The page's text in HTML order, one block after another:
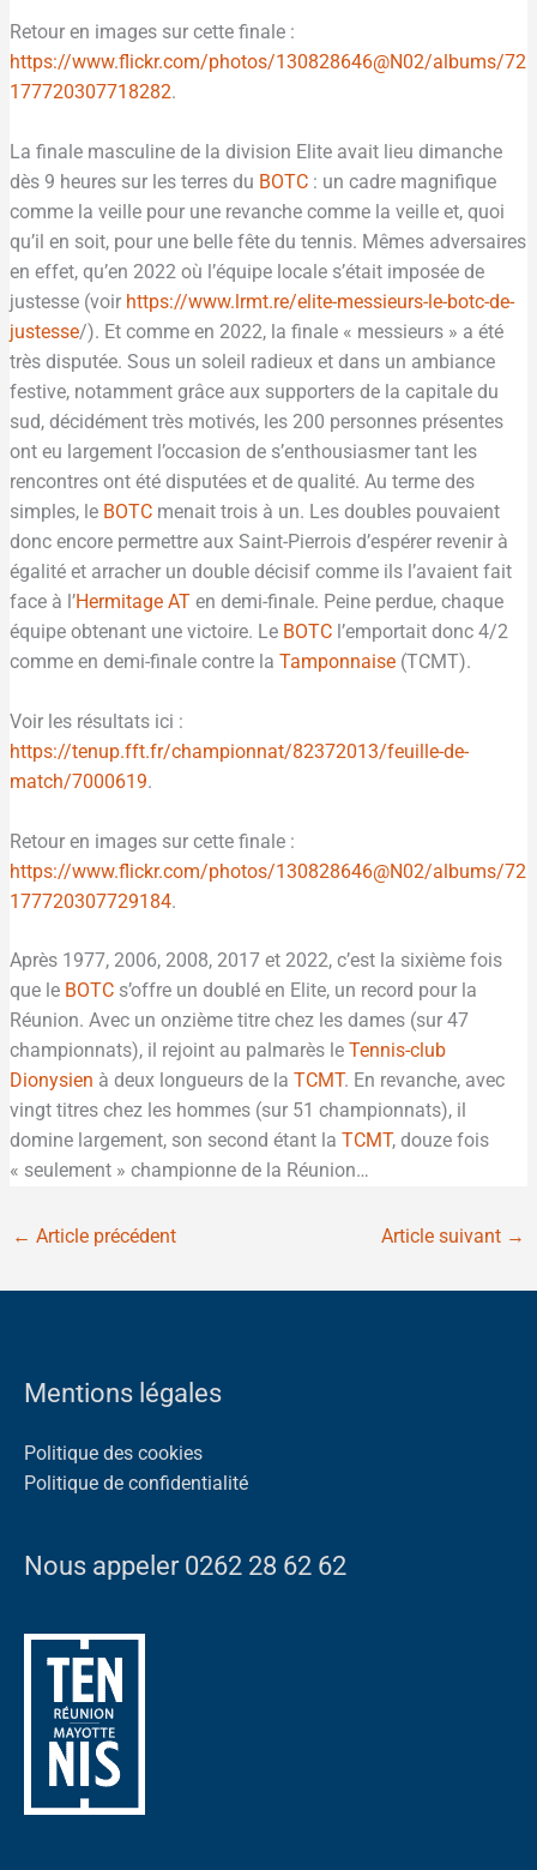
Retour en images sur cette finale :
https://www.flickr.com/photos/130828646@N02/albums/72
177720307718282.
La finale masculine de la division Elite avait lieu dimanche
dès 9 heures sur les terres du BOTC : un cadre magnifique
comme la veille pour une revanche comme la veille et, quoi
qu’il en soit, pour une belle fête du tennis. Mêmes adversaires
en effet, qu’en 2022 où l’équipe locale s’était imposée de
justesse (voir https://www.lrmt.re/elite-messieurs-le-botc-de-
justesse/). Et comme en 2022, la finale « messieurs » a été
très disputée. Sous un soleil radieux et dans un ambiance
festive, notamment grâce aux supporters de la capitale du
sud, décidément très motivés, les 200 personnes présentes
ont eu largement l’occasion de s’enthousiasmer tant les
rencontres ont été disputées et de qualité. Au terme des
simples, le BOTC menait trois à un. Les doubles pouvaient
donc encore permettre aux Saint-Pierrois d’espérer revenir à
égalité et arracher un double décisif comme ils l’avaient fait
face à l’Hermitage AT en demi-finale. Peine perdue, chaque
équipe obtenant une victoire. Le BOTC l’emportait donc 4/2
comme en demi-finale contre laTamponnaise (TCMT).
Voir les résultats ici :
https://tenup.fft.fr/championnat/82372013/feuille-de-
match/7000619.
Retour en images sur cette finale :
https://www.flickr.com/photos/130828646@N02/albums/72
177720307729184.
Après 1977, 2006, 2008, 2017 et 2022, c’est la sixième fois
que le BOTC s’offre un doublé en Elite, un record pour la
Réunion. Avec un onzième titre chez les dames (sur 47
championnats), il rejoint au palmarès leTennis-club
Dionysien à deux longueurs de laTCMT. En revanche, avec
vingt titres chez les hommes (sur 51 championnats), il
domine largement, son second étant laTCMT, douze fois
« seulement » championne de la Réunion…
← Article précédent Article suivant →
Mentions légales
Politique des cookies
Politique de confidentialité
Nous appeler 0262 28 62 62